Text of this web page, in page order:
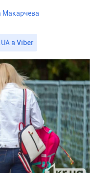
Макарчева
вViber